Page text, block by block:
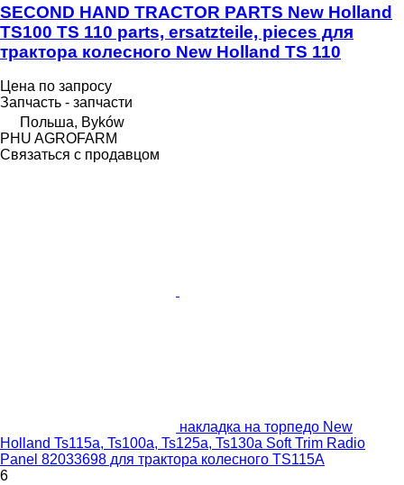
SECOND HAND TRACTOR PARTS New Holland
TS100 TS 110 parts, ersatzteile, pieces для
трактора колесного New Holland TS 110
Цена по запросу
Запчасть - запчасти
Польша, Byków
PHU AGROFARM
Связаться с продавцом
накладка на торпедо New
Holland Ts115a, Ts100a, Ts125a, Ts130a Soft Trim Radio
Panel 82033698 для трактора колесного TS115A
6